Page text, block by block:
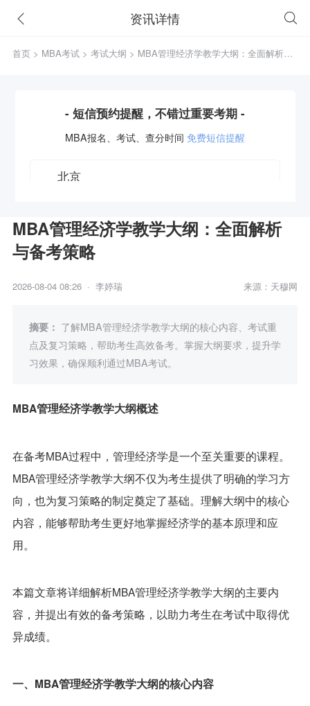
资讯详情
首页 > MBA考试 > 考试大纲
- 短信预约提醒，不错过重要考期 -
MBA报名、考试、查分时间 免费短信提醒
MBA管理经济学教学大纲：全面解析
与备考策略
2026-08-04 08:26 · 李婷瑞 来源：天穆网
摘要： 了解MBA管理经济学教学大纲的核心内容、考试重
点及复习策略，帮助考生高效备考。掌握大纲要求，提升学
习效果，确保顺利通过MBA考试。
MBA管理经济学教学大纲概述
在备考MBA过程中，管理经济学是一个至关重要的课程。
MBA管理经济学教学大纲不仅为考生提供了明确的学习方
向，也为复习策略的制定奠定了基础。理解大纲中的核心
内容，能够帮助考生更好地掌握经济学的基本原理和应
用。
本篇文章将详细解析MBA管理经济学教学大纲的主要内
容，并提出有效的备考策略，以助力考生在考试中取得优
异成绩。
一、MBA管理经济学教学大纲的核心内容